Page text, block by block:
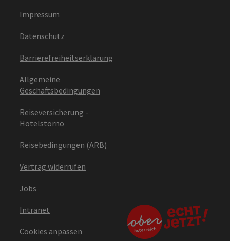
Impressum
Datenschutz
Barrierefreiheitserklärung
Allgemeine
Geschäftsbedingungen
Reiseversicherung -
Hotelstorno
Reisebedingungen (ARB)
Vertrag widerrufen
Jobs
Intranet
Cookies anpassen